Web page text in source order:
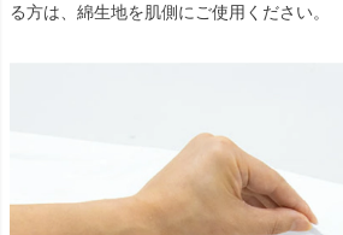
る方は、綿生地を肌側にご使用ください。